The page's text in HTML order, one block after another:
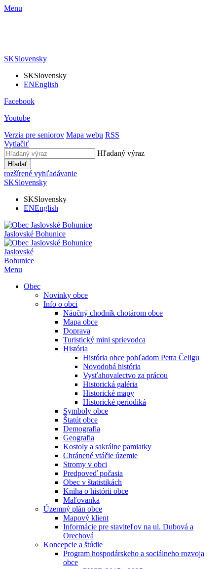
Menu
SKSlovensky
SKSlovensky
ENEnglish
Facebook
Youtube
Verzia pre seniorov Mapa webu RSS
Vytlačiť
Hľadaný výraz
Hľadať
rozšírené vyhľadávanie
SKSlovensky
SKSlovensky
ENEnglish
Jaslovské Bohunice
Jaslovské
Bohunice
Menu
Obec
Novinky obce
Info o obci
Náučný chodník chotárom obce
Mapa obce
Doprava
Turistický mini sprievodca
História
História obce pohľadom Petra Čeligu
Novodobá história
Vysťahovalectvo za prácou
Historická galéria
Historické mapy
Historické periodiká
Symboly obce
Štatút obce
Demografia
Geografia
Kostoly a sakrálne pamiatky
Chránené vtáčie územie
Stromy v obci
Predpoveď počasia
Obec v štatistikách
Kniha o histórii obce
Maľovanka
Územný plán obce
Mapový klient
Informácie pre staviteľov na ul. Dubová a
Orechová
Koncepcie a štúdie
Program hospodárskeho a sociálneho rozvoja
obce